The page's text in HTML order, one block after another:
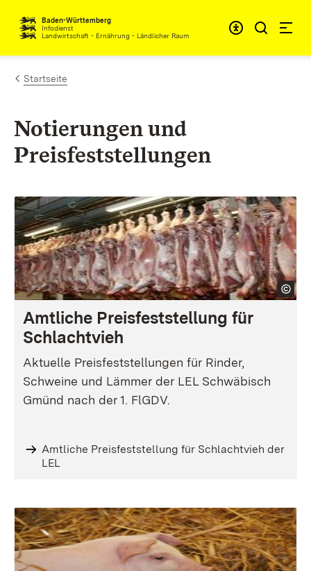
Zum Inhalt springen
Baden-Württemberg
Infodienst
Landwirtschaft - Ernährung - Ländlicher Raum
Startseite
Notierungen und
Preisfeststellungen
Amtliche Preisfeststellung für
Schlachtvieh
Aktuelle Preisfeststellungen für Rinder,
Schweine und Lämmer der LEL Schwäbisch
Gmünd nach der 1. FlGDV.
Amtliche Preisfeststellung für Schlachtvieh der
LEL